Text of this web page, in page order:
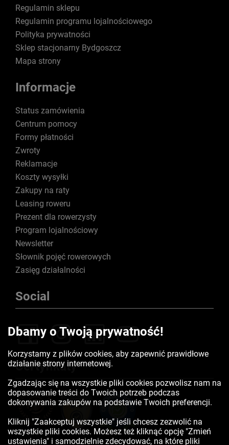
Regulamin sklepu
Regulamin programu lojalnościowego
Polityka prywatności
Sklep stacjonarny Bydgoszcz
Mapa strony
Informacje
Status zamówienia
Centrum pomocy
Formy płatności
Zwroty
Reklamacje
Koszty wysyłki
Zakupy na raty
Leasing roweru
Prezent dla rowerzysty
Program lojalnościowy
Newsletter
Słownik pojęć rowerowych
Zasięg działalności
Social
Certyfikaty
Dbamy o Twoją prywatność!
Korzystamy z plików cookies, aby zapewnić prawidłowe
działanie strony internetowej.
Zgadzając się na wszystkie pliki cookies pozwolisz nam na
dopasowanie treści do Twoich potrzeb podczas
dokonywania zakupów na podstawie Twoich preferencji.
Kliknij "Zaakceptuj wszystkie" jeśli chcesz zezwolić na
wszystkie pliki cookies. Możesz też kliknąć opcję "Zmień
ustawienia" i samodzielnie zdecydować, na które pliki